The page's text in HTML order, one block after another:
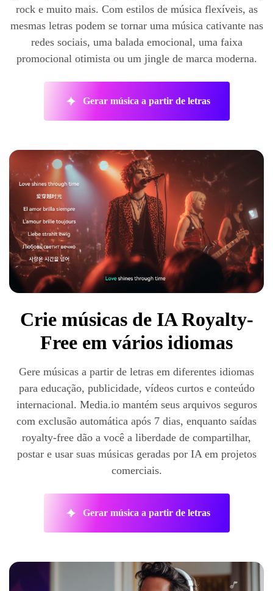
rock e muito mais. Com estilos de música flexíveis, as
mesmas letras podem se tornar uma música cativante nas
redes sociais, uma balada emocional, uma faixa
promocional otimista ou um jingle de marca moderna.
Gerar música a partir de letras
Crie músicas de IA Royalty-
Free em vários idiomas
Gere músicas a partir de letras em diferentes idiomas
para educação, publicidade, vídeos curtos e conteúdo
internacional. Media.io mantém seus arquivos seguros
com exclusão automática após 7 dias, enquanto saídas
royalty-free dão a você a liberdade de compartilhar,
postar e usar suas músicas geradas por IA em projetos
comerciais.
Gerar música a partir de letras